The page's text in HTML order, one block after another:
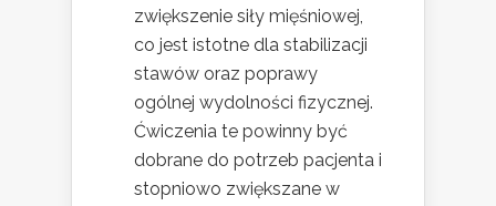
zwiększenie siły mięśniowej,
co jest istotne dla stabilizacji
stawów oraz poprawy
ogólnej wydolności fizycznej.
Ćwiczenia te powinny być
dobrane do potrzeb pacjenta i
stopniowo zwiększane w